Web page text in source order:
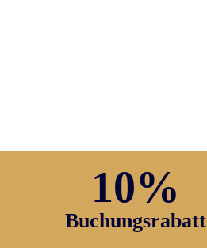
10%
Buchungsrabatt